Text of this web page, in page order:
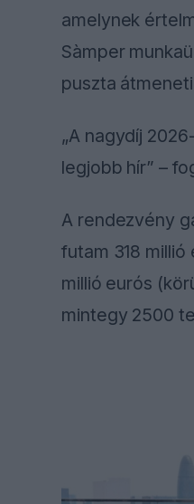
amelynek
Sàmper
puszta
„A nagydíj
legjobb hír” –
A rendezvény
futam 318
millió eurós
mintegy 2500